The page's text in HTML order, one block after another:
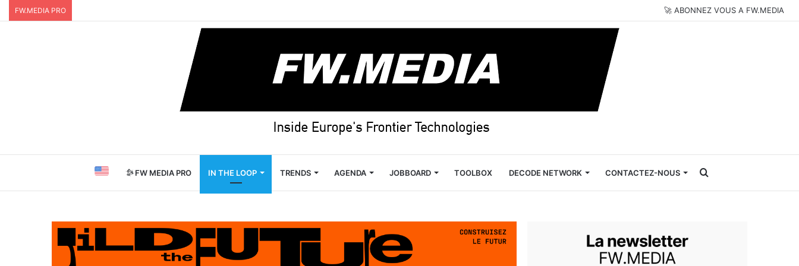
FW.MEDIA PRO 🚀 ABONNEZ VOUS A FW.MEDIA
FW MEDIA PRO IN THE LOOP TRENDS AGENDA JOBBOARD TOOLBOX DECODE NETWORK CONTACTEZ-NOUS Rechercher